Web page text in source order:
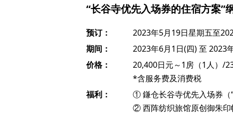
“长谷寺优先入场券的住宿方案”
预订：
2023年5月19日星期五至
期间：
2023年6月1日(四) 至 2023
价格：
20,400日元～1房（1人）/
*含服务费及消费税
福利：
① 鎌仓长谷寺优先入场券（
② 西阵纺织旅馆原创御朱印